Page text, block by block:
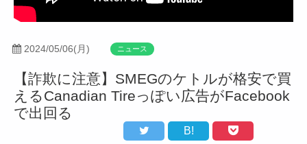
2024/05/06(月) ニュース
【詐欺に注意】SMEGのケトルが格安で買
えるCanadian Tireっぽい広告がFacebook
で出回る
B!